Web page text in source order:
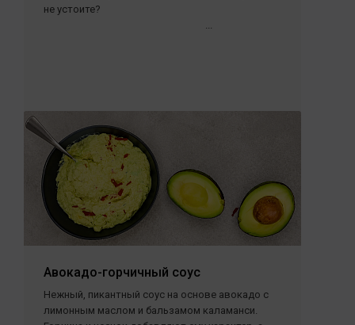
не устоите?
...
Авокадо-горчичный соус
Нежный, пикантный соус на основе авокадо с
лимонным маслом и бальзамом каламанси.